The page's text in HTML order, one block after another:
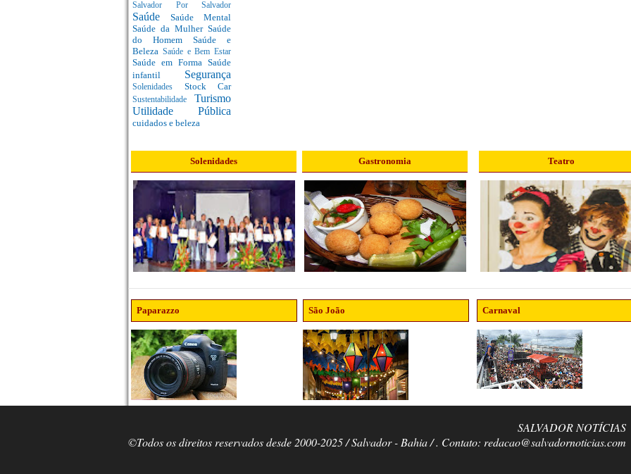
Salvador Por Salvador
Saúde Saúde Mental
Saúde da Mulher Saúde
do Homem Saúde e
Beleza Saúde e Bem Estar
Saúde em Forma Saúde
infantil Segurança
Solenidades Stock Car
Sustentabilidade Turismo
Utilidade Pública
cuidados e beleza
Solenidades Gastronomia Teatro
Paparazzo São João Carnaval
SALVADOR NOTÍCIAS
©Todos os direitos reservados desde 2000-2025 / Salvador - Bahia / . Contato: redacao@salvadornoticias.com